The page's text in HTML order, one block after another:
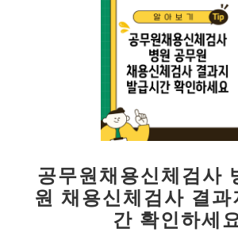
공무원채용신체검사
원 채용신체검사 결과
간 확인하세